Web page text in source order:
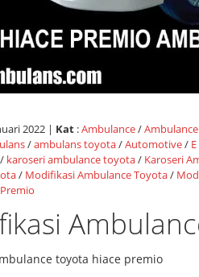
2022 | Kat :Ambulance/
/ambulans toyota/Automotive/
/ karoseri ambulance toyota/ Karoseri
/ Modifikasi Ambulance Toyota/
toyota hiace premio